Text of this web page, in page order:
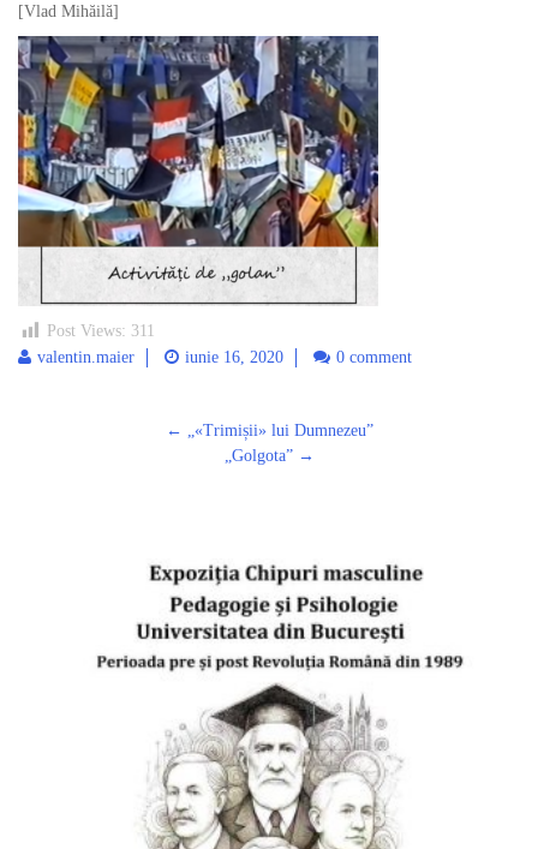
[Vlad Mihăilă]
Post Views: 311
valentin.maier
iunie 16, 2020 0 comment
← „«Trimișii» lui Dumnezeuˮ
„Golgota” →